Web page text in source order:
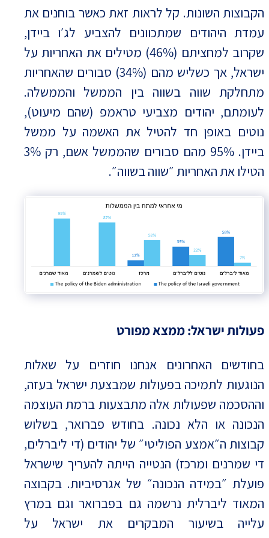
הקבוצות השונות. קל לראות זאת כאשר בוחנים את
עמדת היהודים שמתכוונים להצביע לג׳ו ביידן,
שקרוב למחציתם (46%) מטילים את האחריות על
ישראל, אך כשליש מהם (34%) סבורים שהאחריות
מתחלקת שווה בשווה בין הממשל והממשלה.
לעומתם, יהודים מצביעי טראמפ (שהם מיעוט),
נוטים באופן חד להטיל את האשמה על ממשל
ביידן. 95% מהם סבורים שהממשל אשם, רק 3%
הטילו את האחריות ״שווה בשווה״.
פעולות ישראל: ממצא מפורט
בחודשים האחרונים אנחנו חוזרים על שאלות
הנוגעות לתמיכה בפעולות שמבצעת ישראל בעזה,
וההסכמה שפעולות אלה מתבצעות ברמת העוצמה
הנכונה או הלא נכונה. בחודש פברואר, בשלוש
קבוצות ה״אמצע הפוליטי״ של יהודים (די ליברלים,
די שמרנים ומרכז) הנטייה הייתה להעריך שישראל
פועלת ״במידה הנכונה״ של אגרסיביות. בקבוצה
המאוד ליברלית נרשמה גם בפברואר וגם במרץ
עלייה בשיעור המבקרים את ישראל על